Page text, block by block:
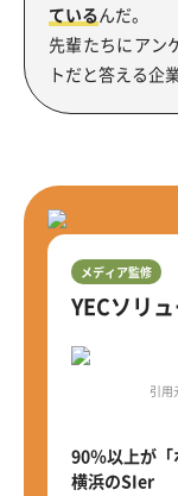
ているんだ。
先輩たちにアン
トだと答える企
メディア監修
YECソリ
引用
90％以上が
横浜のSIer